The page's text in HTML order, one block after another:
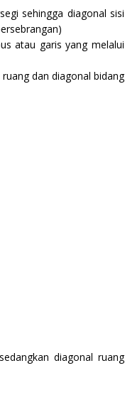
sehingga diagonal sisi
atau garis yang melalui
dan diagonal bidang
diagonal ruang